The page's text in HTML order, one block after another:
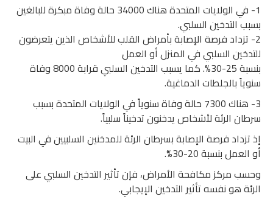
1- في الولايات المتحدة هناك 34000 حالة وفاة مبكرة للبالغين
بسبب التدخين السلبي.
2- تزداد فرصة الإصابة بأمراض القلب للأشخاص الذين يتعرضون
للتدخين السلبي في المنزل أو العمل
بنسبة 25-30%. كما يسبب التدخين السلبي قرابة 8000 وفاة
سنوياً بالجلطات الدماغية.
3- هناك 7300 حالة وفاة سنوياً في الولايات المتحدة بسبب
سرطان الرئة لأشخاص يدخنون تدخيناً سلبياً.
إذ تزداد فرصة الإصابة بسرطان الرئة للمدخنين السلبيين في البيت
أو العمل بنسبة 20-30%.
وحسب مركز مكافحة الأمراض، فإن تأثير التدخين السلبي على
الرئة هو نفسه تأثير التدخين الإيجابي.